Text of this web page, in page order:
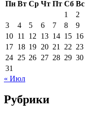
Пн Вт Ср Чт Пт Сб Вс
1
2
3
4 5 6 7 8
9
10 11 12 13 14 15 16
17 18 19 20 21 22 23
24 25 26 27 28 29 30
31
« Июл
Рубрики